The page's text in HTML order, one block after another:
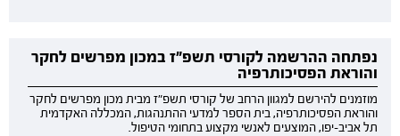
נפתחה ההרשמה לקורסי תשפ"ז במכון מפרשים לחקר
והוראת הפסיכותרפיה
מוזמנים להירשם למגוון הרחב של קורסי תשפ"ז מבית מכון מפרשים לחקר
והוראת הפסיכותרפיה, בית הספר למדעי ההתנהגות, המכללה האקדמית
תל אביב-יפו, המוצעים לאנשי מקצוע בתחומי הטיפול.